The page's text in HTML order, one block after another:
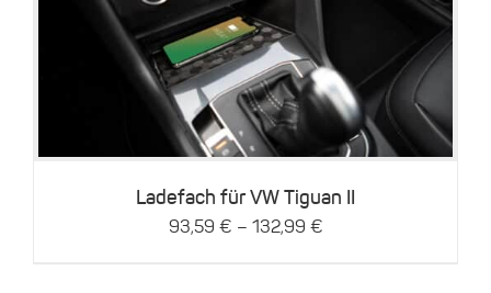
Dieses
Produkt
weist
mehrere
Varianten
auf.
Die
können
auf
der
Details
Ladefach für VW Tiguan II
93,59 € – 132,99 €